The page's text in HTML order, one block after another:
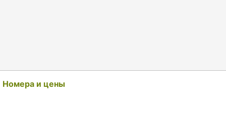
Номера и цены